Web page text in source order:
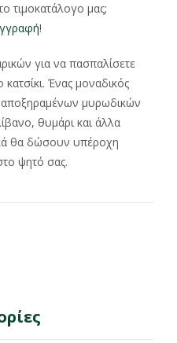
τιμοκατάλογο μας;
!
για να πασπαλίσετε
Ένας μοναδικός
μυρωδικών
θυμάρι και άλλα
θα δώσουν υπέροχη
ψητό σας.